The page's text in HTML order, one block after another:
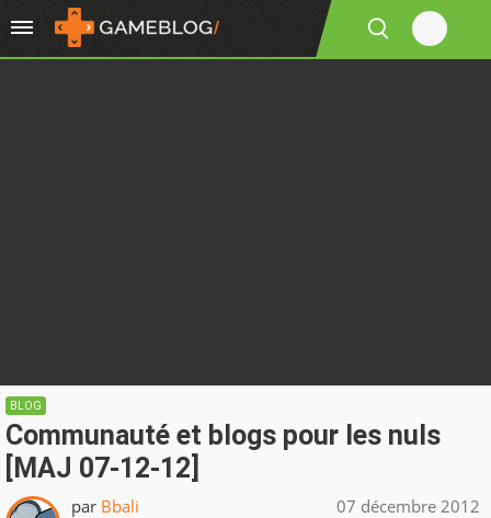
BLOG
Communauté et blogs pour les nuls
[MAJ 07-12-12]
par Bbali 07 décembre 2012